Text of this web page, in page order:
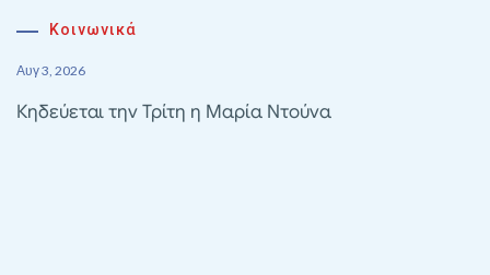
Κοινωνικά
Αυγ 3, 2026
Κηδεύεται την Τρίτη η Μαρία Ντούνα